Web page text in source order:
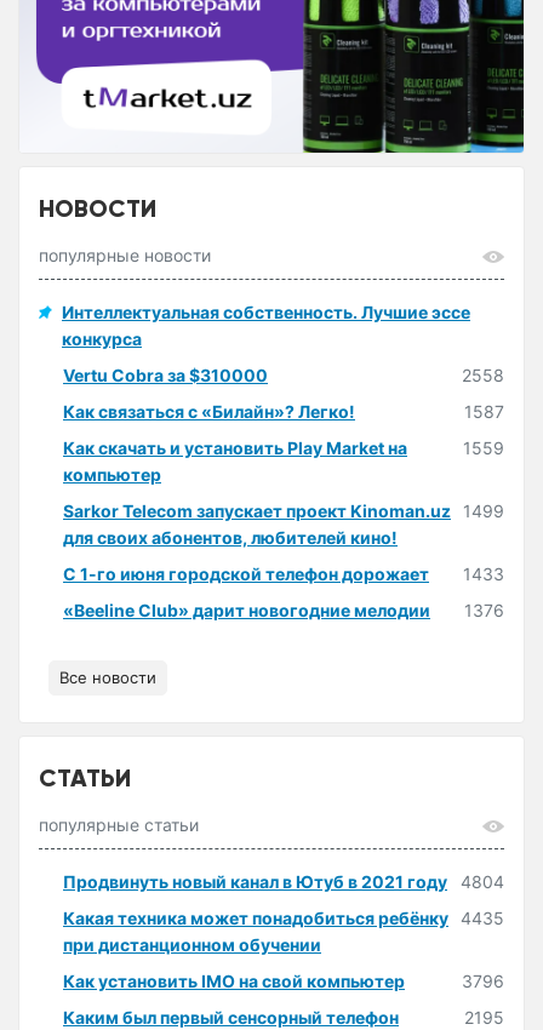
НОВОСТИ
популярные новости
Интеллектуальная собственность. Лучшие эссе
конкурса
Vertu Cobra за $310000
2558
Как связаться с «Билайн»? Легко!
1587
Как скачать и установить Play Market на
компьютер
1559
Sarkor Telecom запускает проект Kinoman.uz
для своих абонентов, любителей кино!
1499
С 1-го июня городской телефон дорожает
1433
«Beeline Club» дарит новогодние мелодии
1376
Все новости
СТАТЬИ
популярные статьи
Продвинуть новый канал в Ютуб в 2021 году
4804
Какая техника может понадобиться ребёнку
при дистанционном обучении
4435
Как установить IMO на свой компьютер
3796
Каким был первый сенсорный телефон
2195